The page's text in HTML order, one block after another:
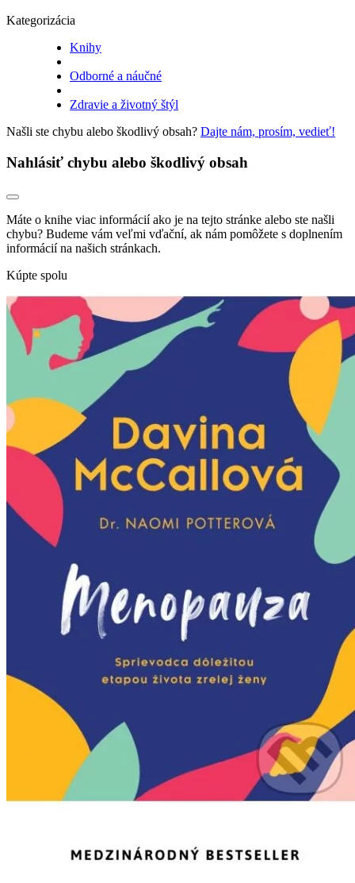
Kategorizácia
Knihy
Odborné a náučné
Zdravie a životný štýl
Našli ste chybu alebo škodlivý obsah? Dajte nám, prosím, vedieť!
Nahlásiť chybu alebo škodlivý obsah
Máte o knihe viac informácií ako je na tejto stránke alebo ste našli
chybu? Budeme vám veľmi vďační, ak nám pomôžete s doplnením
informácií na našich stránkach.
Kúpte spolu